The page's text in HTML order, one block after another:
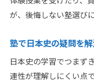
が、後悔しない塾選び
塾で日本史の疑問を
日本史の学習でつまず
連性が理解しにくい点